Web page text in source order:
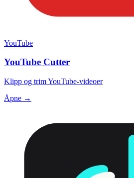
YouTube
YouTube Cutter
Klipp og trim YouTube-videoer
Åpne →